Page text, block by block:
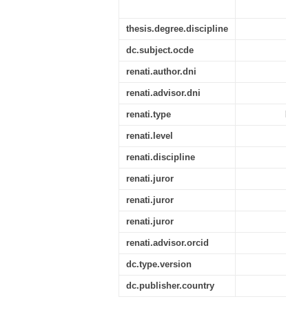
thesis.degree.discipline
dc.subject.ocde
renati.author.dni
renati.advisor.dni
renati.type
renati.level
renati.discipline
renati.juror
renati.juror
renati.juror
renati.advisor.orcid
dc.type.version
dc.publisher.country